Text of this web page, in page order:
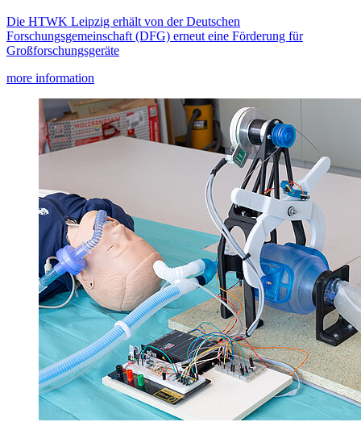
Die HTWK Leipzig erhält von der Deutschen
Forschungsgemeinschaft (DFG) erneut eine Förderung für
Großforschungsgeräte
more information